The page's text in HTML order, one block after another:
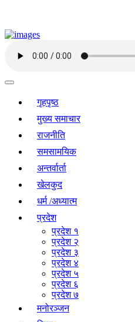
गृहपृष्ठ
मुख्य समाचार
राजनीति
समसामयिक
अन्तर्वार्ता
खेलकुद
धर्म /अध्यात्म
प्रदेश
प्रदेश १
प्रदेश २
प्रदेश ३
प्रदेश ४
प्रदेश ५
प्रदेश ६
प्रदेश ७
मनोरञ्जन